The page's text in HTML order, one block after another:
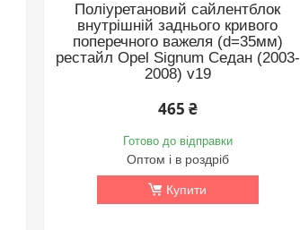
Поліуретановий сайлентблок
внутрішній заднього кривого
поперечного важеля (d=35мм)
рестайл Opel Signum Седан (2003-
2008) v19
465 ₴
Готово до відправки
Оптом і в роздріб
Купити